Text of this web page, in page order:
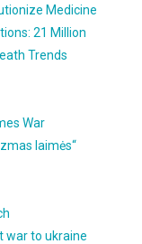
Medicine
21 Million
Trends
War
laimės“
war to ukraine